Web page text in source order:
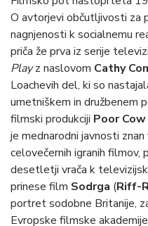
O avtorjevi občutljivosti za
nagnjenosti k socialnemu
priča že prva iz serije
Playz naslovom Cathy
Loachevih del, ki so
umetniškem in družbenem
filmski produkciji Poor Cow
je mednarodni javnosti
celovečernih igranih filmov,
desetletji vrača k
prinese film Sodrga (Riff-
portret sodobne Britanije,
Evropske filmske